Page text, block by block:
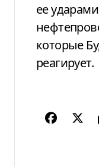
ее
которые
реагирует.